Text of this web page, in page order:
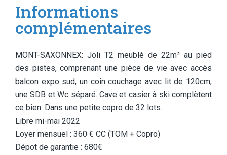
Informations
complémentaires
MONT-SAXONNEX: Joli T2 meublé de 22m² au pied
des pistes, comprenant une pièce de vie avec accès
balcon expo sud, un coin couchage avec lit de 120cm,
une SDB et Wc séparé. Cave et casier à ski complètent
ce bien. Dans une petite copro de 32 lots.
Libre mi-mai 2022
Loyer mensuel : 360 € CC (TOM + Copro)
Dépot de garantie : 680€